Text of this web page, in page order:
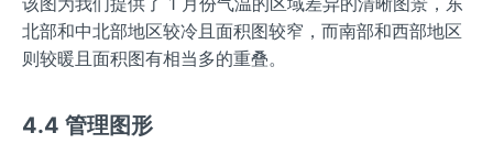
北部和中北部地区较冷且面积图较窄，而南部和西部地区
则较暖且面积图有相当多的重叠。
4.4 管理图形